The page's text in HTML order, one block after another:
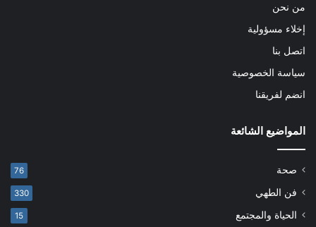
من نحن
إخلاء مسؤولية
اتصل بنا
سياسة الخصوصية
انضم لفريقنا
المواضيع الشائعة
صحة 76
فن الطهي 330
الحياة والمجتمع 15